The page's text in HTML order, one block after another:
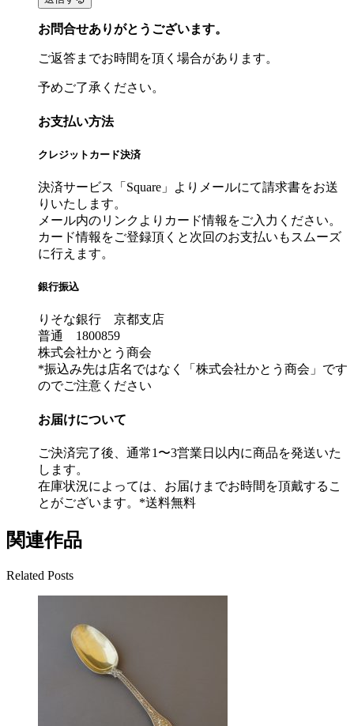
お問合せありがとうございます。
ご返答までお時間を頂く場合があります。
予めご了承ください。
お支払い方法
クレジットカード決済
決済サービス「Square」よりメールにて請求書をお送
りいたします。
メール内のリンクよりカード情報をご入力ください。
カード情報をご登録頂くと次回のお支払いもスムーズ
に行えます。
銀行振込
りそな銀行 京都支店
普通 1800859
株式会社かとう商会
*振込み先は店名ではなく「株式会社かとう商会」です
のでご注意ください
お届けについて
ご決済完了後、通常1〜3営業日以内に商品を発送いた
します。
在庫状況によっては、お届けまでお時間を頂戴するこ
とがございます。*送料無料
関連作品
Related Posts